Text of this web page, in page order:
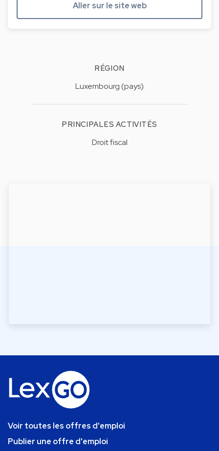
Aller sur le site web
RÉGION
Luxembourg (pays)
PRINCIPALES ACTIVITÉS
Droit fiscal
Voir toutes les offres d'emploi
Publier une offre d'emploi